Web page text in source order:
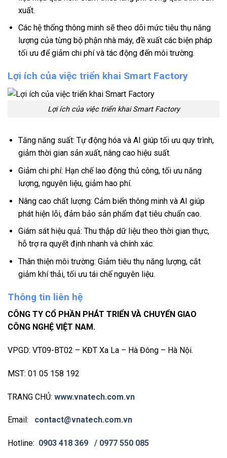
xuất.
Các hệ thống thông minh sẽ theo dõi mức tiêu thụ năng
lượng của từng bộ phận nhà máy, đề xuất các biện pháp
tối ưu để giảm chi phí và tác động đến môi trường.
Lợi ích của việc triển khai Smart Factory
Lợi ích của việc triển khai Smart Factory
Tăng năng suất: Tự động hóa và AI giúp tối ưu quy trình,
giảm thời gian sản xuất, nâng cao hiệu suất.
Giảm chi phí: Hạn chế lao động thủ công, tối ưu năng
lượng, nguyên liệu, giảm hao phí.
Nâng cao chất lượng: Cảm biến thông minh và AI giúp
phát hiện lỗi, đảm bảo sản phẩm đạt tiêu chuẩn cao.
Giám sát hiệu quả: Thu thập dữ liệu theo thời gian thực,
hỗ trợ ra quyết định nhanh và chính xác.
Thân thiện môi trường: Giảm tiêu thụ năng lượng, cắt
giảm khí thải, tối ưu tái chế nguyên liệu.
Thông tin liên hệ
CÔNG TY CỔ PHẦN PHÁT TRIỂN VÀ CHUYỂN GIAO
CÔNG NGHỆ VIỆT NAM.
VPGD: VT09-BT02 – KĐT Xa La – Hà Đông – Hà Nội.
MST: 01 05 158 192
TRANG CHỦ: www.vnatech.com.vn
Email: contact@vnatech.com.vn
Hotline: 0903 418 369 / 0977 550 085